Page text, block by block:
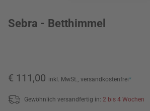
Sebra - Betthimmel
€ 111,00 inkl. MwSt., versandkostenfrei*
Gewöhnlich versandfertig in: 2 bis 4 Wochen